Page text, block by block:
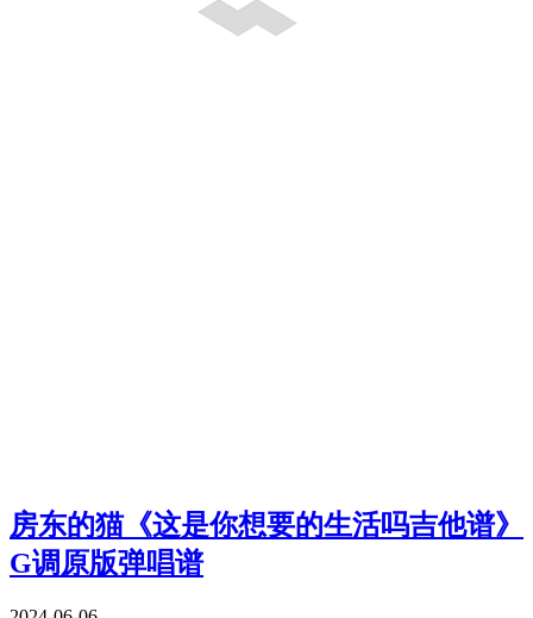
房东的猫《这是你想要的生活吗吉他谱》
G调原版弹唱谱